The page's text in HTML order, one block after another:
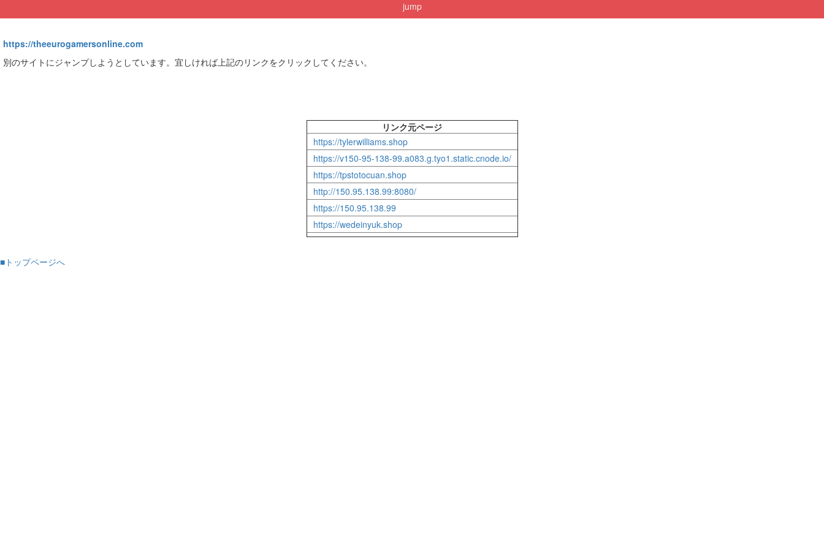
jump
https://theeurogamersonline.com
別のサイトにジャンプしようとしています。宜しければ上記のリンクをクリックしてください。
リンク元ページ
https://tylerwilliams.shop
https://v150-95-138-99.a083.g.tyo1.static.cnode.io/
https://tpstotocuan.shop
http://150.95.138.99:8080/
https://150.95.138.99
https://wedeinyuk.shop
■トップページへ